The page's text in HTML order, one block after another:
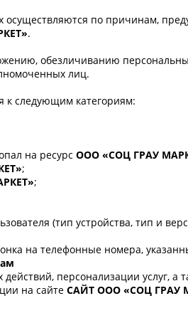
осуществляются по причинам,
.
обезличиванию
лиц.
к следующим категориям:
на ресурс ООО «СОЦ ГРАУ
;
;
(тип устройства, тип и
на телефонные номера,
персонализации услуг, а
на сайте САЙТ ООО «СОЦ ГРАУ